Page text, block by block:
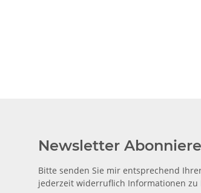
Newsletter
Bitte senden Sie mir entsprechend
jederzeit widerruflich Informationen